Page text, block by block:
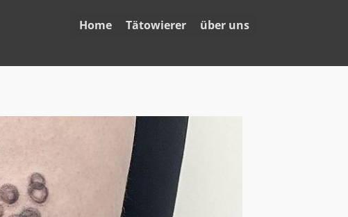
Home Tätowierer über uns